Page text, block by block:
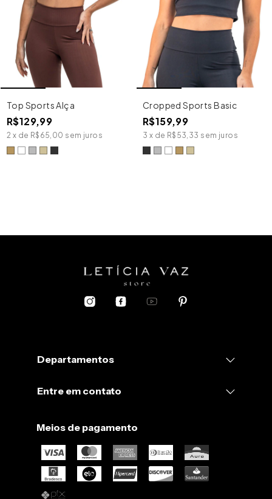
Top Sports Alça
R$129,99
2 x de R$65,00 sem juros
Cropped Sports Basic
R$159,99
3 x de R$53,33 sem juros
Departamentos
Entre em contato
Meios de pagamento